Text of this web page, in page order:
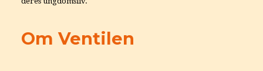
Om Ventilen